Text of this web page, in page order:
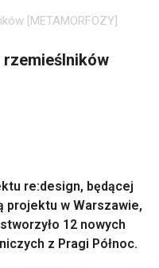
[METAMORFOZY]
re:design, będącej
projektu w Warszawie,
12 nowych
z Pragi Północ.